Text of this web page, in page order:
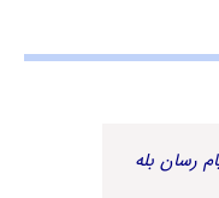
رسان بله